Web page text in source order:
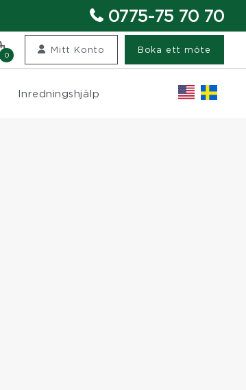
0775-75 70 70
0
Mitt Konto Boka ett möte
Inredningshjälp